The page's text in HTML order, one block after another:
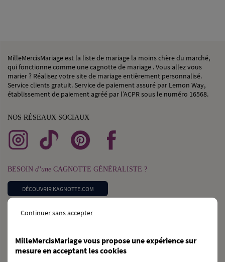
MilleMercisMariage est la liste de mariage la moins chère du marché,
qui fonctionne comme une cagnotte de mariage . Vous allez vous
marier ? Réalisez votre site de mariage entièrement personnalisé.
Service clients gratuit. Service de paiement assuré par Lemon Way,
établissement de paiement agréé par l’ACPR sous le numéro 16568.
NOS RÉSEAUX SOCIAUX
BESOIN d’une CAGNOTTE GÉNÉRALISTE ?
DÉCOUVRIR KAGNOTTE.COM
PROFESSIONNELduMARIAGE ?
Continuer sans accepter
MilleMercisMariage vous propose une expérience sur
mesure en acceptant les cookies